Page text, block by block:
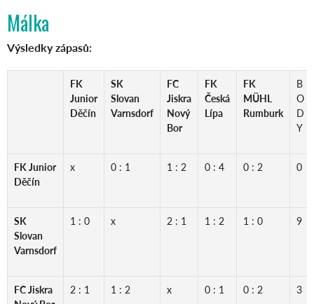
Málka
Výsledky zápasů:
FK
Junior
Děčín
SK
Slovan
Varnsdorf
FC
Jiskra
Nový
Bor
FK
Česká
Lípa
FK
MÜHL
Rumburk
B
O
D
Y
FK Junior
Děčín
x 0 : 1 1 : 2 0 : 4 0 : 2 0
SK
Slovan
Varnsdorf
1 : 0 x 2 : 1 1 : 2 1 : 0 9
FC Jiskra
2 : 1 1 : 2 x 0 : 1 0 : 2 3